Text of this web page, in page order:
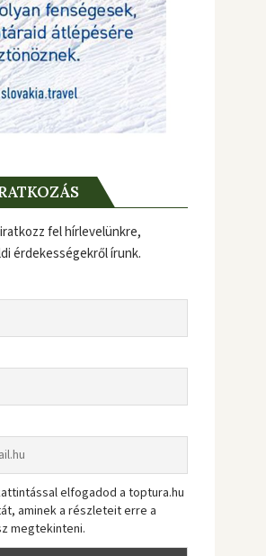
fel hírlevelünkre,
érdekességekről írunk.
elfogadod a toptura.hu
aminek a részleteit erre a
megtekinteni.